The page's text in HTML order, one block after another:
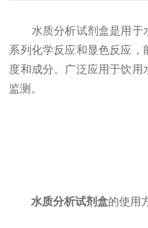
水质分析试剂盒是用于
系列化学反应和显色反应
度和成分。广泛应用于饮
监测。
水质分析试剂盒的使用